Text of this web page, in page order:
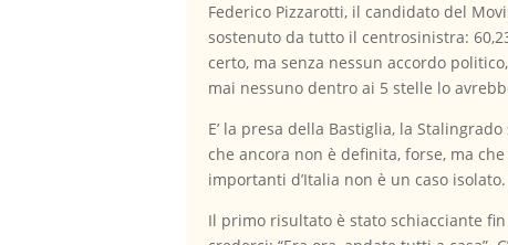
Federico Pizzarotti, il candidato del
sostenuto da tutto il centrosinistra:
certo, ma senza nessun accordo
mai nessuno dentro ai 5 stelle lo
E’ la presa della Bastiglia, la
che ancora non è definita, forse, ma
importanti d’Italia non è un caso
Il primo risultato è stato schiacciante